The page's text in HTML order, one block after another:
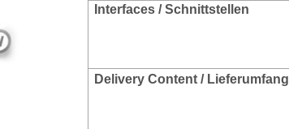
Interfaces / Schnittstellen
Delivery Content / Lieferumfang